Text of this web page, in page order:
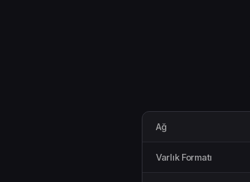
Ağ
Varlık Formatı